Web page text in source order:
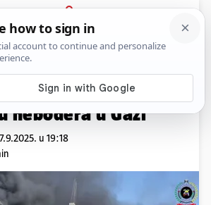
PRIJAVA
News Komentari
poziva na
nebodera u Gazi
u 19:18